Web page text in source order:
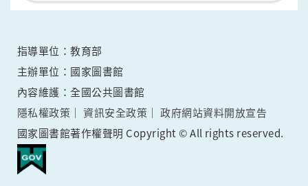
指導單位：教育部
主辦單位：國家圖書館
內容維護：全國公共圖書館
隱私權政策
資訊安全政策
政府網站資料開放宣告
國家圖書館著作權聲明 Copyright © All rights reserved.